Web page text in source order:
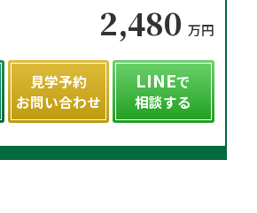
2,480 万円
見学予約
お問い合わせ
LINEで
相談する